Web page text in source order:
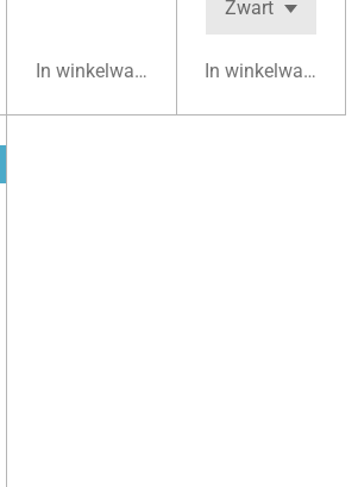
In winkelwagen In winkelwagen